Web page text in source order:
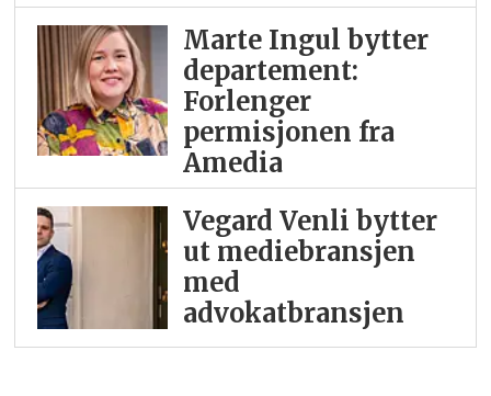
Marte Ingul bytter
departement:
Forlenger
permisjonen fra
Amedia
Vegard Venli bytter
ut mediebransjen
med
advokatbransjen